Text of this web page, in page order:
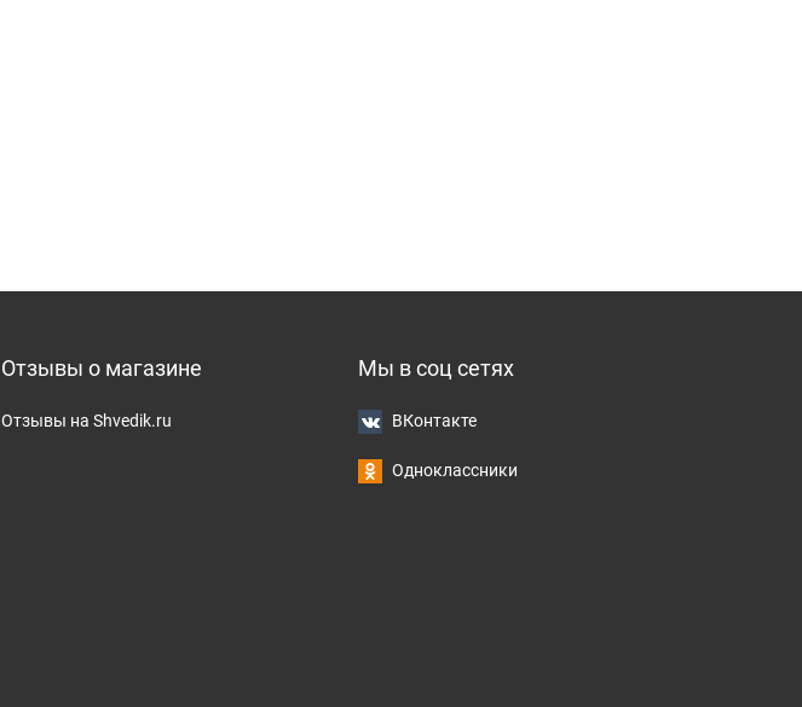
Отзывы о магазине
Отзывы на Shvedik.ru
Мы в соц сетях
ВКонтакте
Одноклассники